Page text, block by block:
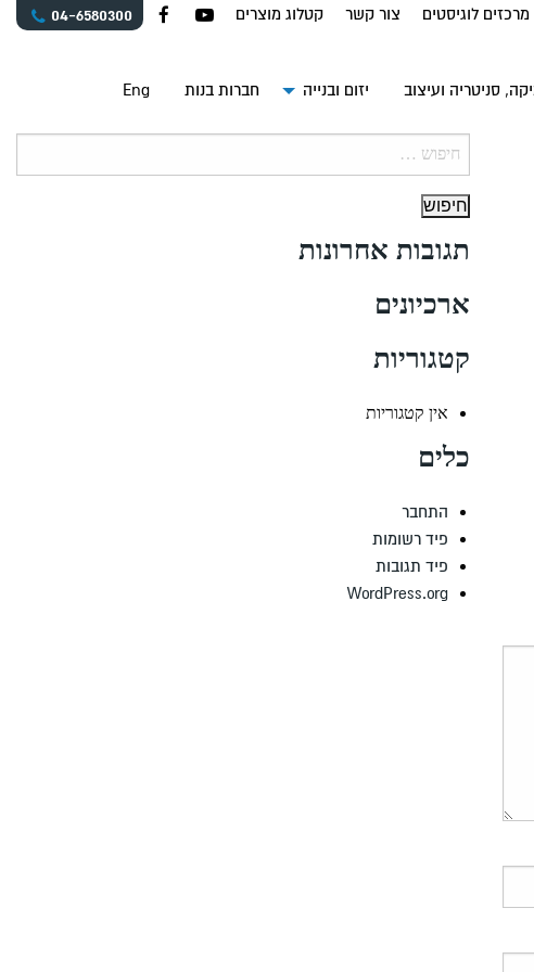
מרכזים לוגיסטים צור קשר קטלוג מוצרים 04-6580300
סניטריה ועיצוב יזום ובנייה חברות בנות Eng
תגובות אחרונות
ארכיונים
קטגוריות
אין קטגוריות
כלים
התחבר
פיד רשומות
פיד תגובות
WordPress.org